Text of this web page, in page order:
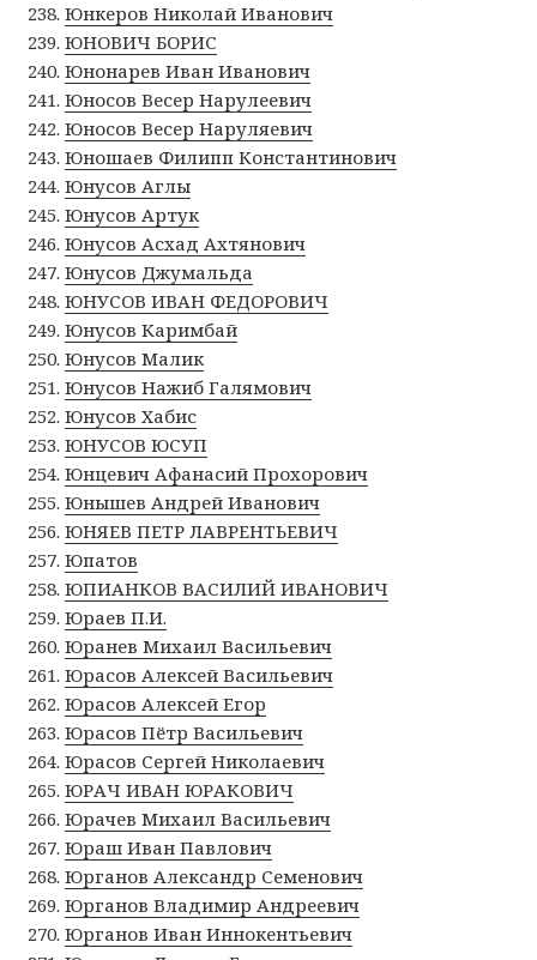
Юнкеров Николай Иванович
ЮНОВИЧ БОРИС
Юнонарев Иван Иванович
Юносов Весер Нарулеевич
Юносов Весер Наруляевич
Юношаев Филипп Константинович
Юнусов Аглы
Юнусов Артук
Юнусов Асхад Ахтянович
Юнусов Джумальда
ЮНУСОВ ИВАН ФЕДОРОВИЧ
Юнусов Каримбай
Юнусов Малик
Юнусов Нажиб Галямович
Юнусов Хабис
ЮНУСОВ ЮСУП
Юнцевич Афанасий Прохорович
Юнышев Андрей Иванович
ЮНЯЕВ ПЕТР ЛАВРЕНТЬЕВИЧ
Юпатов
ЮПИАНКОВ ВАСИЛИЙ ИВАНОВИЧ
Юраев П.И.
Юранев Михаил Васильевич
Юрасов Алексей Васильевич
Юрасов Алексей Егор
Юрасов Пётр Васильевич
Юрасов Сергей Николаевич
ЮРАЧ ИВАН ЮРАКОВИЧ
Юрачев Михаил Васильевич
Юраш Иван Павлович
Юрганов Александр Семенович
Юрганов Владимир Андреевич
Юрганов Иван Иннокентьевич